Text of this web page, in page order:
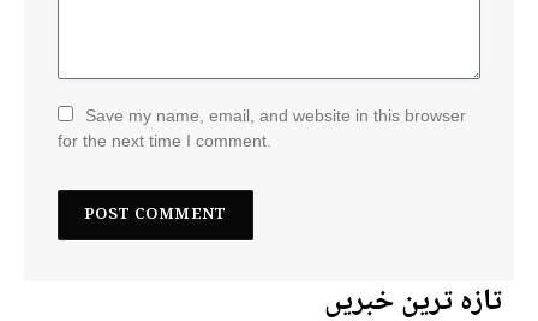
Save my name, email, and website in this browser
for the next time I comment.
تازہ ترین خبریں